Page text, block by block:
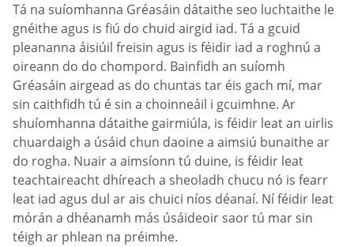
Tá na suíomhanna Gréasáin dátaithe seo luchtaithe le
gnéithe agus is fiú do chuid airgid iad. Tá a gcuid
pleananna áisiúil freisin agus is féidir iad a roghnú a
oireann do do chompord. Bainfidh an suíomh
Gréasáin airgead as do chuntas tar éis gach mí, mar
sin caithfidh tú é sin a choinneáil i gcuimhne. Ar
shuíomhanna dátaithe gairmiúla, is féidir leat an uirlis
chuardaigh a úsáid chun daoine a aimsiú bunaithe ar
do rogha. Nuair a aimsíonn tú duine, is féidir leat
teachtaireacht dhíreach a sheoladh chucu nó is fearr
leat iad agus dul ar ais chuici níos déanaí. Ní féidir leat
mórán a dhéanamh más úsáideoir saor tú mar sin
téigh ar phlean na préimhe.